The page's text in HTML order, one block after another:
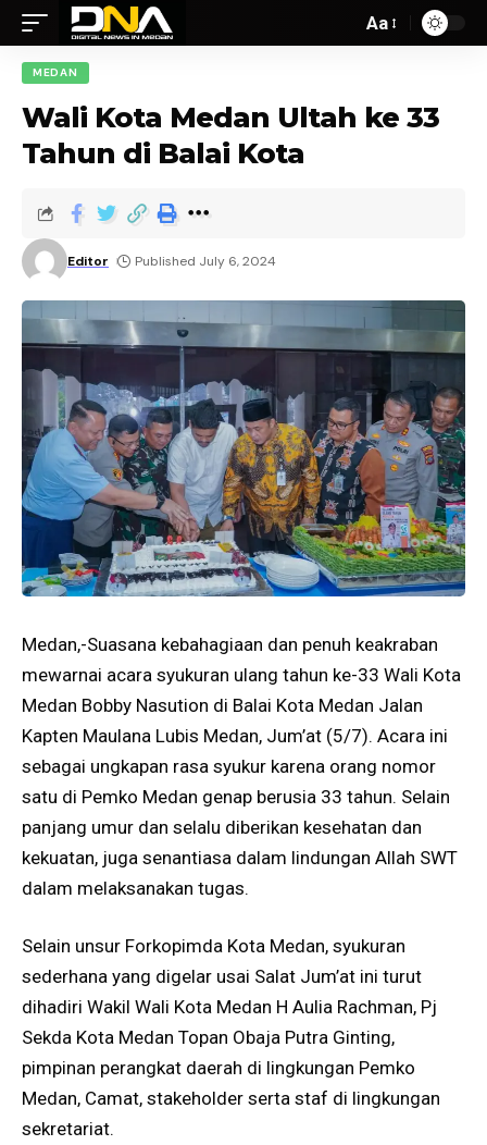
Aa
MEDAN
Wali Kota Medan Ultah ke 33
Tahun di Balai Kota
Editor Published July 6, 2024
Medan,-Suasana kebahagiaan dan penuh keakraban
mewarnai acara syukuran ulang tahun ke-33 Wali Kota
Medan Bobby Nasution di Balai Kota Medan Jalan
Kapten Maulana Lubis Medan, Jum’at (5/7). Acara ini
sebagai ungkapan rasa syukur karena orang nomor
satu di Pemko Medan genap berusia 33 tahun. Selain
panjang umur dan selalu diberikan kesehatan dan
kekuatan, juga senantiasa dalam lindungan Allah SWT
dalam melaksanakan tugas.
Selain unsur Forkopimda Kota Medan, syukuran
sederhana yang digelar usai Salat Jum’at ini turut
dihadiri Wakil Wali Kota Medan H Aulia Rachman, Pj
Sekda Kota Medan Topan Obaja Putra Ginting,
pimpinan perangkat daerah di lingkungan Pemko
Medan, Camat, stakeholder serta staf di lingkungan
sekretariat.